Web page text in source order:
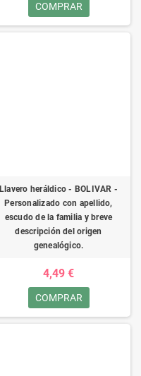
COMPRAR
Llavero heráldico - BOLIVAR -
Personalizado con apellido,
escudo de la familia y breve
descripción del origen
genealógico.
4,49 €
COMPRAR